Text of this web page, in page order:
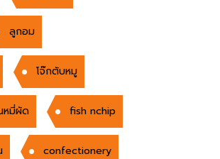
ลูกอม
โจ๊กตับหมู
หมี่ผัด fish nchip
confectionery